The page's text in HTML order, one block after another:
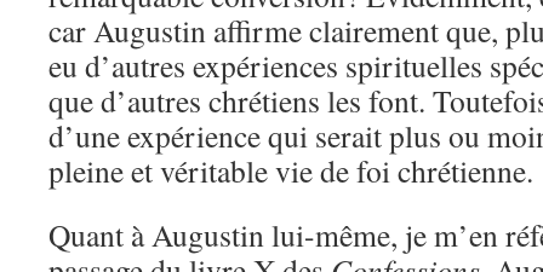
car Augustin affirme clairement que,
eu d’autres expériences spirituelles
que d’autres chrétiens les font.
d’une expérience qui serait plus ou
pleine et véritable vie de foi chrétienne.
Quant à Augustin lui-même, je m’en